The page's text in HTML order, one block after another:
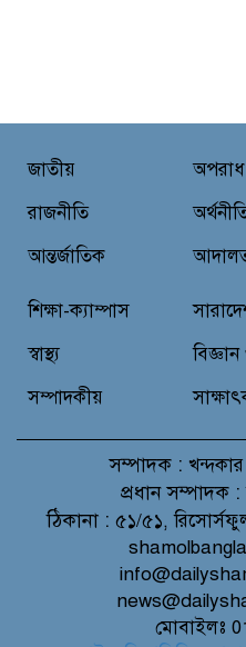
নৃত্য,
জাতীয়
রাজনীতি
আন্তর্জাতিক
অপরাধ
শিক্ষা-ক্যাম্পাস
স্বাস্থ্য
সম্পাদকীয়
সম্পাদক :
প্রধান সম্পাদক :
ঠিকানা : ৫১/৫১,
মোবাইলঃ